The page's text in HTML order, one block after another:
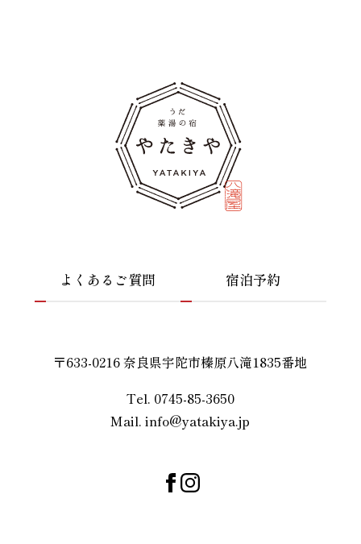
よくあるご質問 宿泊予約
〒633-0216 奈良県宇陀市榛原八滝1835番地
Tel. 0745-85-3650
Mail. info@yatakiya.jp